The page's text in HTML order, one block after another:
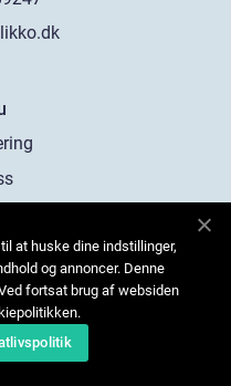
oss
at huske dine indstillinger,
og annoncer. Denne
fortsat brug af websiden